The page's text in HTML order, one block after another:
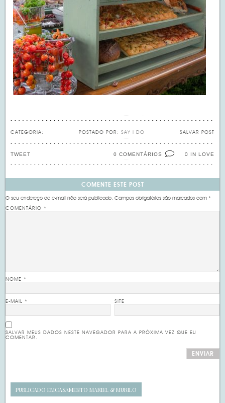
CATEGORIA: SALVAR POST
POSTADO POR: SAY I DO
0 IN LOVE
0 COMENTÁRIOS
TWEET
COMENTE ESTE POST
O seu endereço de e-mail não será publicado. Campos obrigatórios são marcados com*
COMENTÁRIO*
NOME*
E-MAIL* SITE
SALVAR MEUS DADOS NESTE NAVEGADOR PARA A PRÓXIMA VEZ QUE EU
COMENTAR.
PUBLICADO EMCASAMENTO MARIEL & MURILO